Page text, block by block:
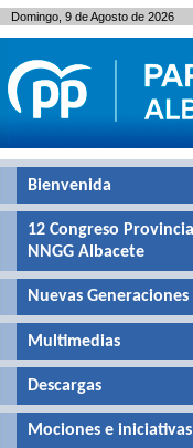
Bienvenida
12 Congreso Provincial
NNGG Albacete
Nuevas Generaciones
Multimedias
Descargas
Mociones e iniciativas
Domingo, 9 de Agosto de 2026